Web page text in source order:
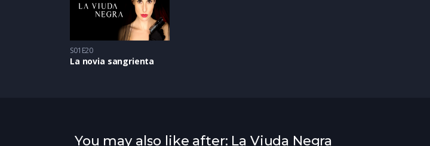
S01E20
La novia sangrienta
You may also like after: La Viuda Negra